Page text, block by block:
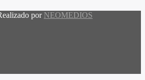
por NEOMEDIOS